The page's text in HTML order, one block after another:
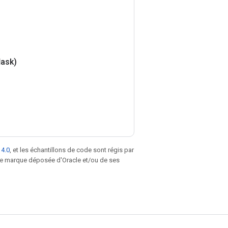
, et les échantillons de code sont régis par
marque déposée d'Oracle et/ou de ses